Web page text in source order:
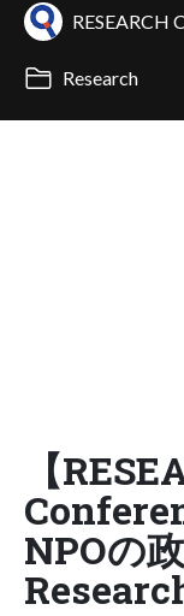
RESEARCH
Research
【
NPOの